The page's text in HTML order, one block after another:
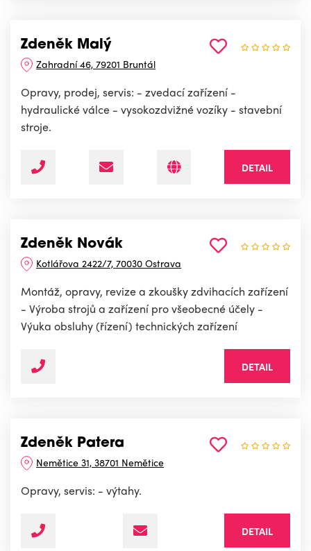
Zdeněk Malý
Zahradní 46, 79201 Bruntál
Opravy, prodej, servis: - zvedací zařízení -
hydraulické válce - vysokozdvižné vozíky - stavební
stroje.
DETAIL
Zdeněk Novák
Kotlářova 2422/7, 70030 Ostrava
Montáž, opravy, revize a zkoušky zdvihacích zařízení
- Výroba strojů a zařízení pro všeobecné účely -
Výuka obsluhy (řízení) technických zařízení
DETAIL
Zdeněk Patera
Nemětice 31, 38701 Nemětice
Opravy, servis: - výtahy.
DETAIL